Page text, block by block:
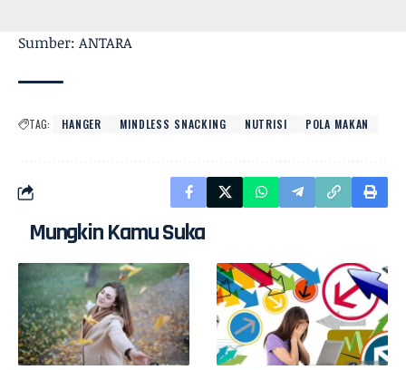
Sumber: ANTARA
TAG: HANGER MINDLESS SNACKING NUTRISI POLA MAKAN
Mungkin Kamu Suka